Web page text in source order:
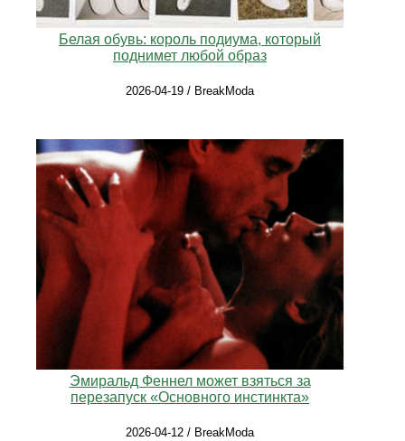
Белая обувь: король подиума, который
поднимет любой образ
2026-04-19 / BreakModa
Эмиральд Феннел может взяться за
перезапуск «Основного инстинкта»
2026-04-12 / BreakModa